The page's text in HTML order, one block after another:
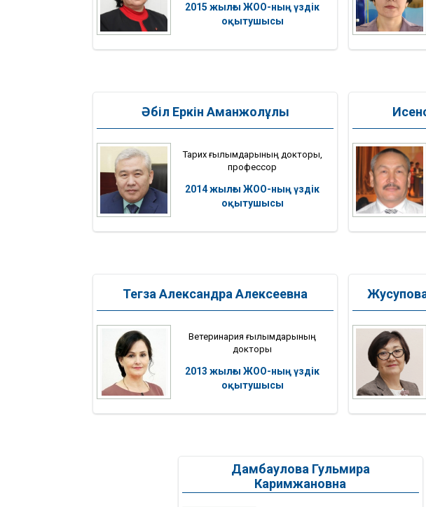
2015 жылғы ЖОО-ның үздік
оқытушысы
Әбіл Еркін Аманжолұлы
Тарих ғылымдарының докторы,
профессор
2014 жылғы ЖОО-ның үздік
оқытушысы
Тегза Александра Алексеевна
Ветеринария ғылымдарының
докторы
2013 жылғы ЖОО-ның үздік
оқытушысы
Дамбаулова Гульмира
Каримжановна